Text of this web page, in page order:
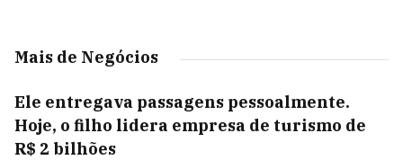
Mais de Negócios
Ele entregava passagens pessoalmente.
Hoje, o filho lidera empresa de turismo de
R$ 2 bilhões